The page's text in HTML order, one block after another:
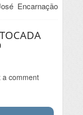
Encarnação
a comment